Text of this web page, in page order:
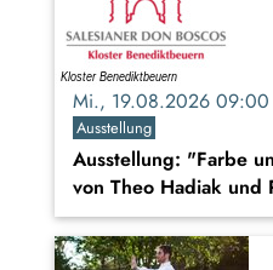
Mi., 19.08.2026
Ausstellung
Ausstellung: "Farbe
von Theo Hadiak und